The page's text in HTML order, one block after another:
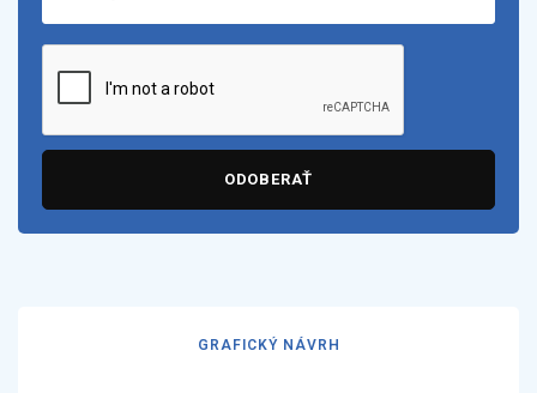
ODOBERAŤ
GRAFICKÝ NÁVRH